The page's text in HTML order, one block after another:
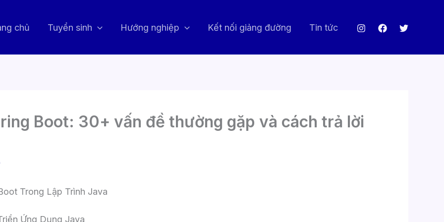
chủ Tuyển sinh Hướng nghiệp Kết nối giảng đường Tin tức
Boot: 30+ vấn đề thường gặp và cách trả lời
Trong Lập Trình Java
Ứng Dụng Java